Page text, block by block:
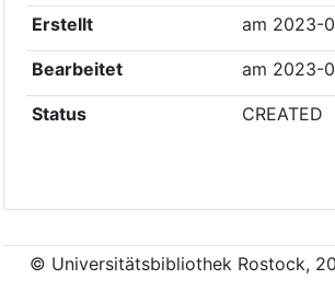
Erstellt
am 2023-
Bearbeitet am 2023-
Status CREATED
© Universitätsbibliothek Rostock,